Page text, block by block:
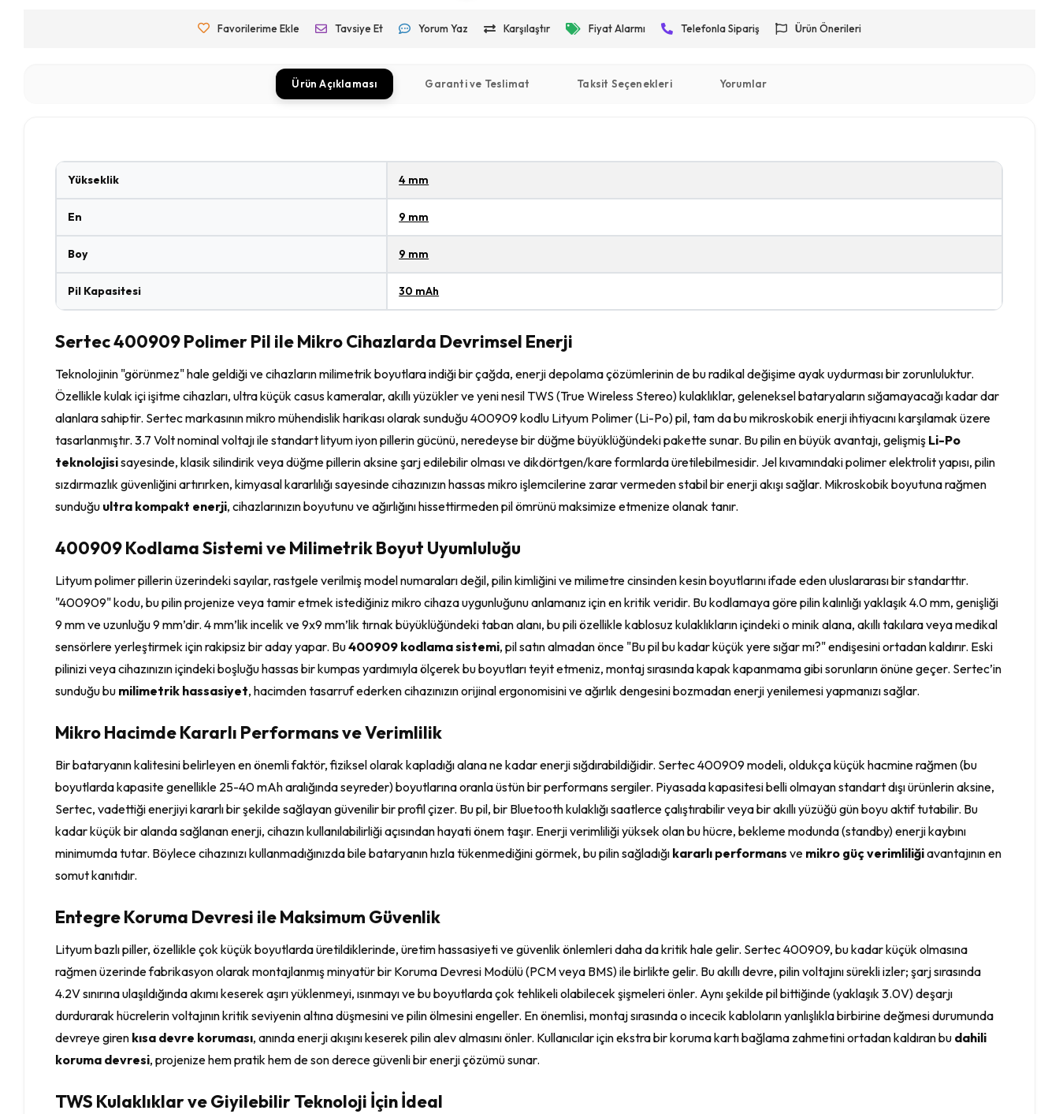
Favorilerime Ekle Tavsiye Et Yorum Yaz Karşılaştır Fiyat Alarmı Telefonla Sipariş Ürün Önerileri
Ürün Açıklaması Garanti ve Teslimat Taksit Seçenekleri Yorumlar
Yükseklik 4 mm
En 9 mm
Boy 9 mm
Pil Kapasitesi 30 mAh
Sertec 400909 Polimer Pil ile Mikro Cihazlarda Devrimsel Enerji
Teknolojinin "görünmez" hale geldiği ve cihazların milimetrik boyutlara indiği bir çağda, enerji depolama çözümlerinin de bu radikal değişime ayak uydurması bir zorunluluktur.
Özellikle kulak içi işitme cihazları, ultra küçük casus kameralar, akıllı yüzükler ve yeni nesil TWS (True Wireless Stereo) kulaklıklar, geleneksel bataryaların sığamayacağı kadar dar
alanlara sahiptir. Sertec markasının mikro mühendislik harikası olarak sunduğu 400909 kodlu Lityum Polimer (Li-Po) pil, tam da bu mikroskobik enerji ihtiyacını karşılamak üzere
tasarlanmıştır. 3.7 Volt nominal voltajı ile standart lityum iyon pillerin gücünü, neredeyse bir düğme büyüklüğündeki pakette sunar. Bu pilin en büyük avantajı, gelişmiş Li-Po
teknolojisisayesinde, klasik silindirik veya düğme pillerin aksine şarj edilebilir olması ve dikdörtgen/kare formlarda üretilebilmesidir. Jel kıvamındaki polimer elektrolit yapısı, pilin
sızdırmazlık güvenliğini artırırken, kimyasal kararlılığı sayesinde cihazınızın hassas mikro işlemcilerine zarar vermeden stabil bir enerji akışı sağlar. Mikroskobik boyutuna rağmen
sunduğu ultra kompakt enerji, cihazlarınızın boyutunu ve ağırlığını hissettirmeden pil ömrünü maksimize etmenize olanak tanır.
400909 Kodlama Sistemi ve Milimetrik Boyut Uyumluluğu
Lityum polimer pillerin üzerindeki sayılar, rastgele verilmiş model numaraları değil, pilin kimliğini ve milimetre cinsinden kesin boyutlarını ifade eden uluslararası bir standarttır.
"400909" kodu, bu pilin projenize veya tamir etmek istediğiniz mikro cihaza uygunluğunu anlamanız için en kritik veridir. Bu kodlamaya göre pilin kalınlığı yaklaşık 4.0 mm, genişliği
9 mm ve uzunluğu 9 mm’dir. 4 mm’lik incelik ve 9x9 mm’lik tırnak büyüklüğündeki taban alanı, bu pili özellikle kablosuz kulaklıkların içindeki o minik alana, akıllı takılara veya medikal
sensörlere yerleştirmek için rakipsiz bir aday yapar. Bu400909 kodlama sistemi, pil satın almadan önce "Bu pil bu kadar küçük yere sığar mı?" endişesini ortadan kaldırır. Eski
pilinizi veya cihazınızın içindeki boşluğu hassas bir kumpas yardımıyla ölçerek bu boyutları teyit etmeniz, montaj sırasında kapak kapanmama gibi sorunların önüne geçer. Sertec’in
sunduğu bu milimetrik hassasiyet, hacimden tasarruf ederken cihazınızın orijinal ergonomisini ve ağırlık dengesini bozmadan enerji yenilemesi yapmanızı sağlar.
Mikro Hacimde Kararlı Performans ve Verimlilik
Bir bataryanın kalitesini belirleyen en önemli faktör, fiziksel olarak kapladığı alana ne kadar enerji sığdırabildiğidir. Sertec 400909 modeli, oldukça küçük hacmine rağmen (bu
boyutlarda kapasite genellikle 25-40 mAh aralığında seyreder) boyutlarına oranla üstün bir performans sergiler. Piyasada kapasitesi belli olmayan standart dışı ürünlerin aksine,
Sertec, vadettiği enerjiyi kararlı bir şekilde sağlayan güvenilir bir profil çizer. Bu pil, bir Bluetooth kulaklığı saatlerce çalıştırabilir veya bir akıllı yüzüğü gün boyu aktif tutabilir. Bu
kadar küçük bir alanda sağlanan enerji, cihazın kullanılabilirliği açısından hayati önem taşır. Enerji verimliliği yüksek olan bu hücre, bekleme modunda (standby) enerji kaybını
minimumda tutar. Böylece cihazınızı kullanmadığınızda bile bataryanın hızla tükenmediğini görmek, bu pilin sağladığı kararlı performans ve mikro güç verimliliğiavantajının en
somut kanıtıdır.
Entegre Koruma Devresi ile Maksimum Güvenlik
Lityum bazlı piller, özellikle çok küçük boyutlarda üretildiklerinde, üretim hassasiyeti ve güvenlik önlemleri daha da kritik hale gelir. Sertec 400909, bu kadar küçük olmasına
rağmen üzerinde fabrikasyon olarak montajlanmış minyatür bir Koruma Devresi Modülü (PCM veya BMS) ile birlikte gelir. Bu akıllı devre, pilin voltajını sürekli izler; şarj sırasında
4.2V sınırına ulaşıldığında akımı keserek aşırı yüklenmeyi, ısınmayı ve bu boyutlarda çok tehlikeli olabilecek şişmeleri önler. Aynı şekilde pil bittiğinde (yaklaşık 3.0V) deşarjı
durdurarak hücrelerin voltajının kritik seviyenin altına düşmesini ve pilin ölmesini engeller. En önemlisi, montaj sırasında o incecik kabloların yanlışlıkla birbirine değmesi durumunda
devreye giren kısa devre koruması, anında enerji akışını keserek pilin alev almasını önler. Kullanıcılar için ekstra bir koruma kartı bağlama zahmetini ortadan kaldıran bu dahili
koruma devresi, projenize hem pratik hem de son derece güvenli bir enerji çözümü sunar.
TWS Kulaklıklar ve Giyilebilir Teknoloji İçin İdeal